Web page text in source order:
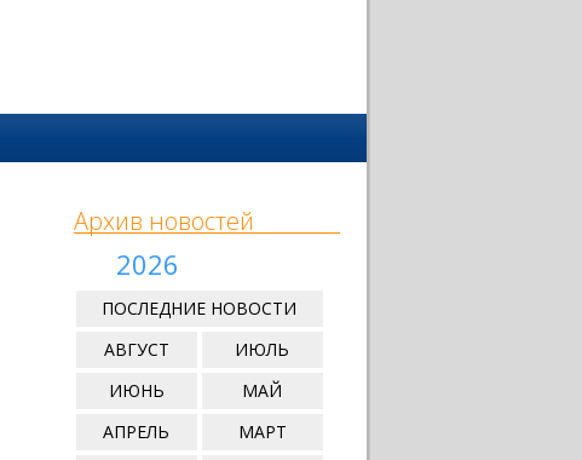
Архив новостей
2026
ПОСЛЕДНИЕ НОВОСТИ
АВГУСТ
ИЮЛЬ
ИЮНЬ
МАЙ
АПРЕЛЬ
МАРТ